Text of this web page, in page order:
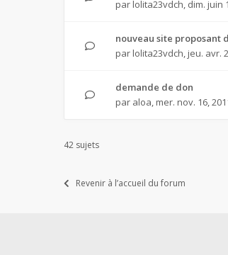
par lolita23vdch, dim. juin
nouveau site proposant
par lolita23vdch, jeu. avr.
demande de don
par aloa, mer. nov. 16,
42 sujets
Revenir à l’accueil du forum